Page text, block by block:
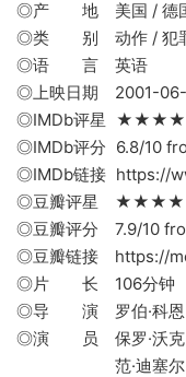
◎产 地 美国 / 德
◎类 别 动作 / 犯
◎语 言 英语
◎上映日期 2001-06-
◎IMDb评星
◎IMDb评分 6.8/10
◎IMDb链接 https://
◎豆瓣评星
◎豆瓣评分 7.9/10
◎豆瓣链接 https://
◎片 长 106分钟
◎导 演 罗伯·科恩 /
◎演 员 保罗·沃克 /
范·迪塞尔 /